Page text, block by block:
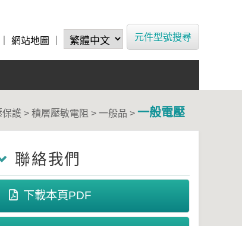
網站地圖 元件型號搜尋
護 > 積層壓敏電阻 > 一般品 > 一般電壓
聯絡我們
下載本頁PDF